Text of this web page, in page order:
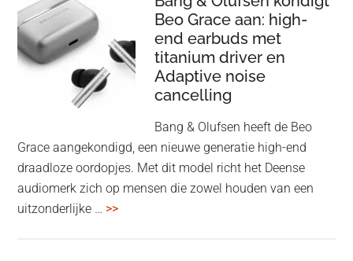
ook
in
‘lossless’
kwaliteit
Beo Grace aan: high-
end earbuds met
titanium driver en
Adaptive noise
cancelling
Bang & Olufsen heeft de Beo
Grace aangekondigd, een nieuwe generatie high-end
draadloze oordopjes. Met dit model richt het Deense
audiomerk zich op mensen die zowel houden van een
uitzonderlijke … >>overBang